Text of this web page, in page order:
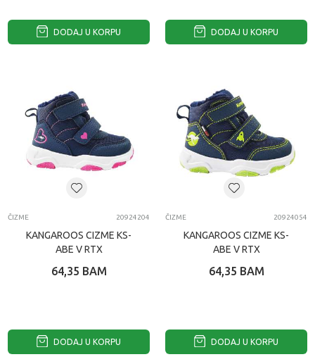
DODAJ U KORPU DODAJ U KORPU
ČIZME 20924204
KANGAROOS CIZME KS-
ABE V RTX
64,35 BAM
DODAJ U KORPU
ČIZME 20924054
KANGAROOS CIZME KS-
ABE V RTX
64,35 BAM
DODAJ U KORPU